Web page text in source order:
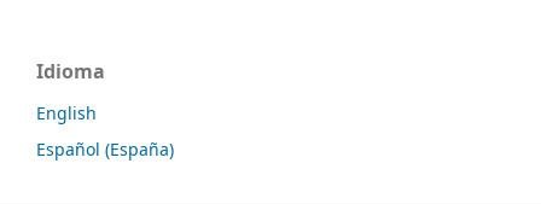
Idioma
English
Español (España)